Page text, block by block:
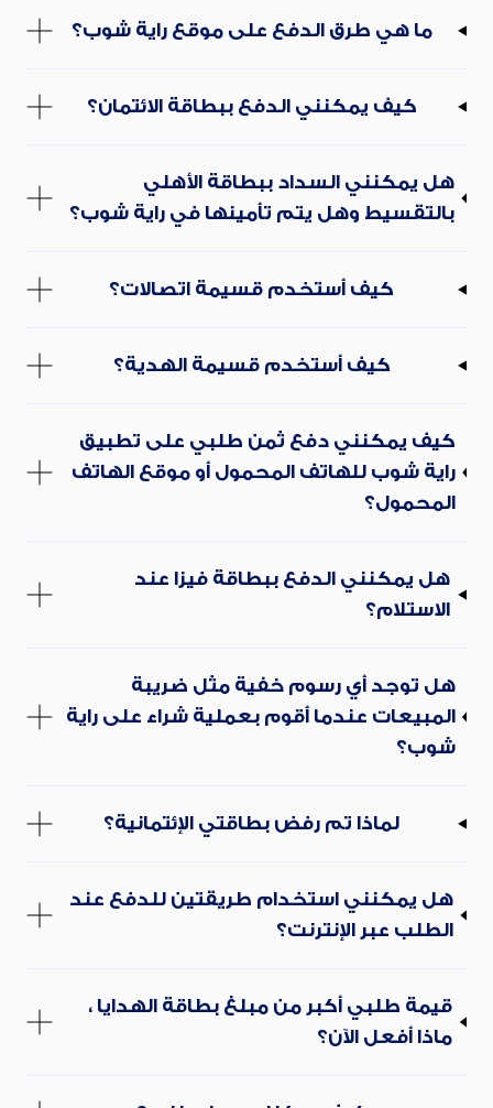
ما هي طرق الدفع على موقع راية شوب؟
كيف يمكنني الدفع ببطاقة الائتمان؟
هل يمكنني السداد ببطاقة الأهلي
بالتقسيط وهل يتم تأمينها في راية شوب؟
كيف أستخدم قسيمة اتصالات؟
كيف أستخدم قسيمة الهدية؟
كيف يمكنني دفع ثمن طلبي على تطبيق
راية شوب للهاتف المحمول أو موقع الهاتف
المحمول؟
هل يمكنني الدفع ببطاقة فيزا عند
الاستلام؟
هل توجد أي رسوم خفية مثل ضريبة
المبيعات عندما أقوم بعملية شراء على راية
شوب؟
لماذا تم رفض بطاقتي الإئتمانية؟
هل يمكنني استخدام طريقتين للدفع عند
الطلب عبر الإنترنت؟
قيمة طلبي أكبر من مبلغ بطاقة الهدايا ،
ماذا أفعل الآن؟